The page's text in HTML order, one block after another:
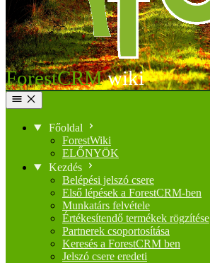
ForestCRM
Főoldal
ForestWiki
ELŐNYÖK
Kezdés
Belépési jelszó csere
Első lépések a ForestCRM-ben
Munkatárs felvétele
Értékesítendő termékek rögzítése
Partnerek csoportosítása
Keresés a ForestCRM ben
Jelszó csere eredeti